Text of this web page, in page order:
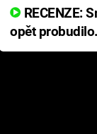
opět
přichází s